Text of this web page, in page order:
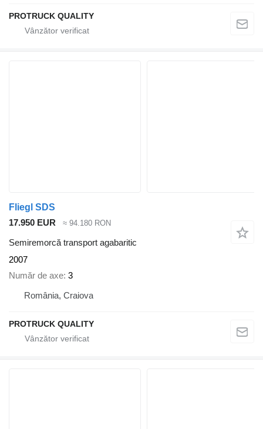
PROTRUCK QUALITY
Fliegl SDS
17.950 EUR
≈ 94.180 RON
Semiremorcă transport agabaritic
2007
Număr de axe 3
România, Craiova
PROTRUCK QUALITY